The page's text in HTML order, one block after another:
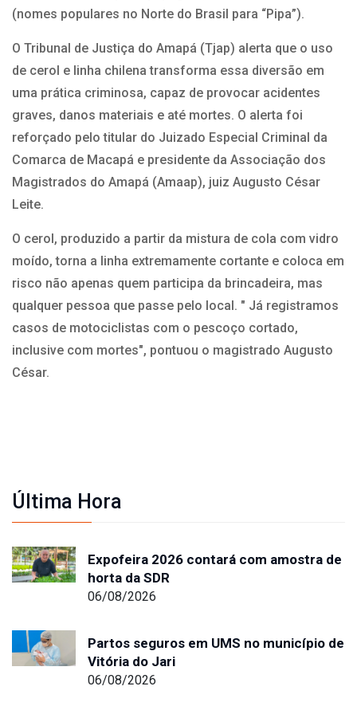
(nomes populares no Norte do Brasil para “Pipa”).
O Tribunal de Justiça do Amapá (Tjap) alerta que o uso
de cerol e linha chilena transforma essa diversão em
uma prática criminosa, capaz de provocar acidentes
graves, danos materiais e até mortes. O alerta foi
reforçado pelo titular do Juizado Especial Criminal da
Comarca de Macapá e presidente da Associação dos
Magistrados do Amapá (Amaap), juiz Augusto César
Leite.
O cerol, produzido a partir da mistura de cola com vidro
moído, torna a linha extremamente cortante e coloca em
risco não apenas quem participa da brincadeira, mas
qualquer pessoa que passe pelo local. " Já registramos
casos de motociclistas com o pescoço cortado,
inclusive com mortes", pontuou o magistrado Augusto
César.
Última Hora
Expofeira 2026 contará com amostra de
horta da SDR
06/08/2026
Partos seguros em UMS no município de
Vitória do Jari
06/08/2026